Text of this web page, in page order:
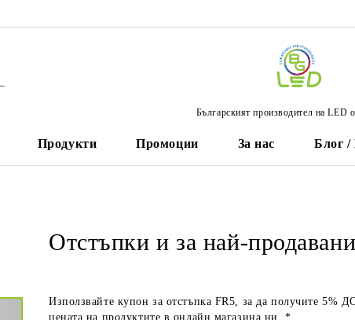
Българският производител на LED
Продукти Промоции За нас Блог /
Отстъпки и за най-
Използвайте купон за отстъпка FR5, за да получите5%
цената на продуктите в онлайн магазина ни. *